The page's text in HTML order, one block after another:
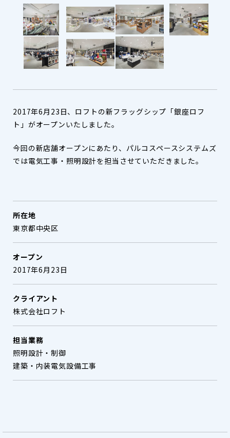
2017年6月23日、ロフトの新フラッグシップ「銀座ロフ
ト」がオープンいたしました。
今回の新店舗オープンにあたり、パルコスペースシステムズ
では電気工事・照明設計を担当させていただきました。
所在地
東京都中央区
オープン
2017年6月23日
クライアント
株式会社ロフト
担当業務
照明設計・制御
建築・内装電気設備工事